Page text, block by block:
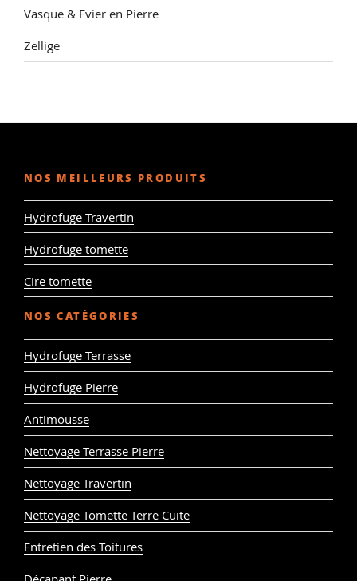
Vasque & Evier en Pierre
Zellige
NOS MEILLEURS PRODUITS
Hydrofuge Travertin
Hydrofuge tomette
Cire tomette
NOS CATÉGORIES
Hydrofuge Terrasse
Hydrofuge Pierre
Antimousse
Nettoyage Terrasse Pierre
Nettoyage Travertin
Nettoyage Tomette Terre Cuite
Entretien des Toitures